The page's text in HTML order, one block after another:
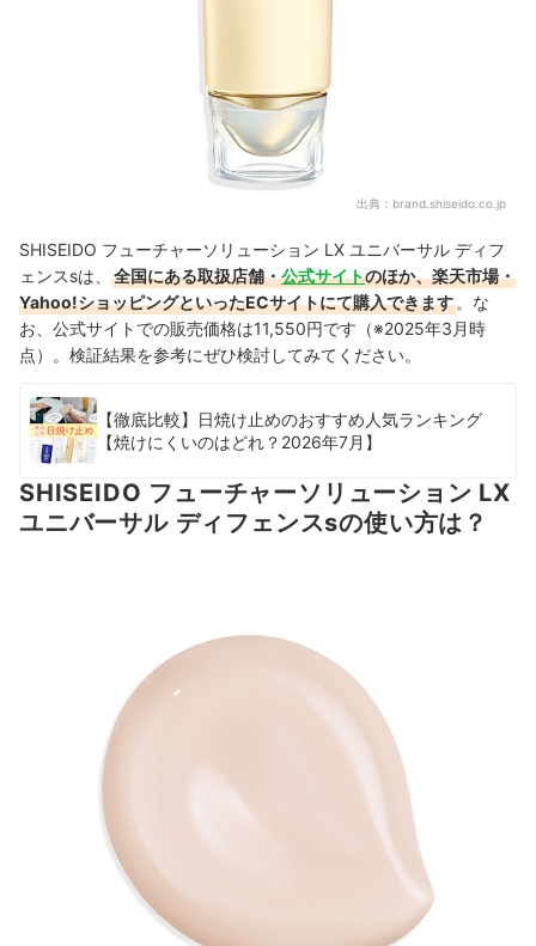
出典： brand.shiseido.co.jp
SHISEIDO フューチャーソリューション LX ユニバーサル ディフ
ェンスsは、
全国にある取扱店舗・公式サイトのほか、楽天市場・
Yahoo!ショッピングといったECサイトにて購入できます 。な
お、公式サイトでの販売価格は11,550円です（※2025年3月時
点）。検証結果を参考にぜひ検討してみてください。
【徹底比較】日焼け止めのおすすめ人気ランキング
【焼けにくいのはどれ？2026年7月】
SHISEIDO フューチャーソリューション LX
ユニバーサル ディフェンスsの使い方は？